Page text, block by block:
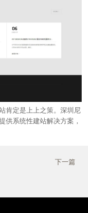
肯定是上上之策。深圳尼
供系统性建站解决方案，
下一篇